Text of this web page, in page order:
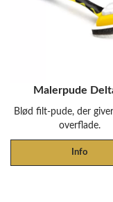
Malerpude
Blød filt-pude, der
overflade.
Info